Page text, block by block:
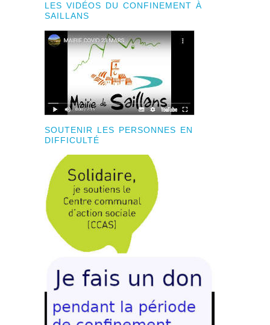
LES VIDÉOS DU CONFINEMENT À
SAILLANS
SOUTENIR LES PERSONNES EN
DIFFICULTÉ